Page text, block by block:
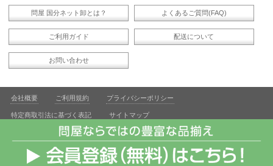
問屋 国分ネット卸とは？ よくあるご質問(FAQ)
ご利用ガイド 配送について
お問い合わせ
会社概要 ご利用規約 プライバシーポリシー
特定商取引法に基づく表記 サイトマップ
飲酒は20歳になってから。飲酒運転は法律で禁じられています。妊娠中や授乳期の飲酒は、胎児・乳児の発
育に悪影響を与えるおそれがあります。お酒は適量を。
Copyright © KOKUBU SHUTOKEN CORP. All Rights Reserved.